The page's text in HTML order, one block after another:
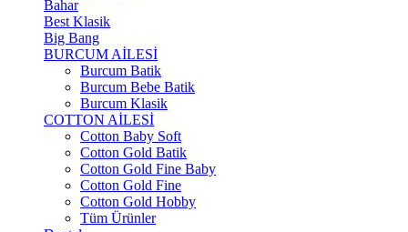
Bahar
Best Klasik
Big Bang
BURCUM AİLESİ
Burcum Batik
Burcum Bebe Batik
Burcum Klasik
COTTON AİLESİ
Cotton Baby Soft
Cotton Gold Batik
Cotton Gold Fine Baby
Cotton Gold Fine
Cotton Gold Hobby
Tüm Ürünler